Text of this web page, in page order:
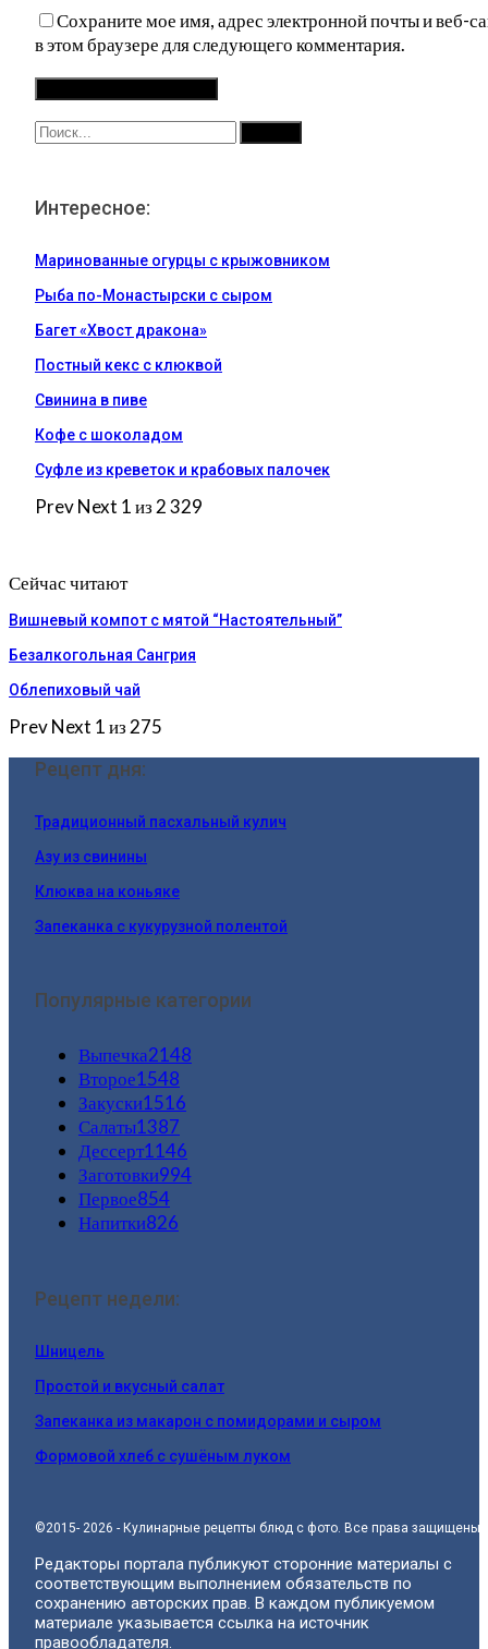
Сохраните мое имя, адрес электронной почты и веб-
в этом браузере для следующего комментария.
Интересное:
Маринованные огурцы с крыжовником
Рыба по-Монастырски с сыром
Багет «Хвост дракона»
Постный кекс с клюквой
Свинина в пиве
Кофе с шоколадом
Суфле из креветок и крабовых палочек
PrevNext 1 из 2 329
Сейчас читают
Вишневый компот с мятой “Настоятельный”
Безалкогольная Сангрия
Облепиховый чай
PrevNext 1 из 275
Рецепт дня:
Традиционный пасхальный кулич
Азу из свинины
Клюква на коньяке
Запеканка с кукурузной полентой
Популярные категории
Выпечка2148
Второе1548
Закуски1516
Салаты1387
Дессерт1146
Заготовки994
Первое854
Напитки826
Рецепт недели:
Шницель
Простой и вкусный салат
Запеканка из макарон с помидорами и сыром
Формовой хлеб с сушёным луком
©2015- 2026 - Кулинарные рецепты блюд с фото. Все права защищены.
Редакторы портала публикуют сторонние материалы с
соответствующим выполнением обязательств по
сохранению авторских прав. В каждом публикуемом
материале указывается ссылка на источник
правообладателя.